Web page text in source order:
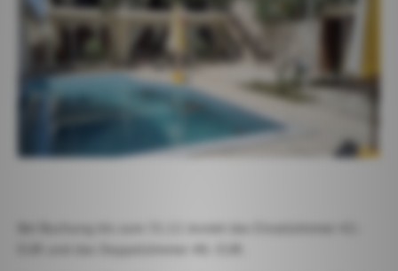
Bei Buchung bis zum 31.12. kostet das Einzelzimmer 42.-
EUR und das Doppelzimmer 48.- EUR.